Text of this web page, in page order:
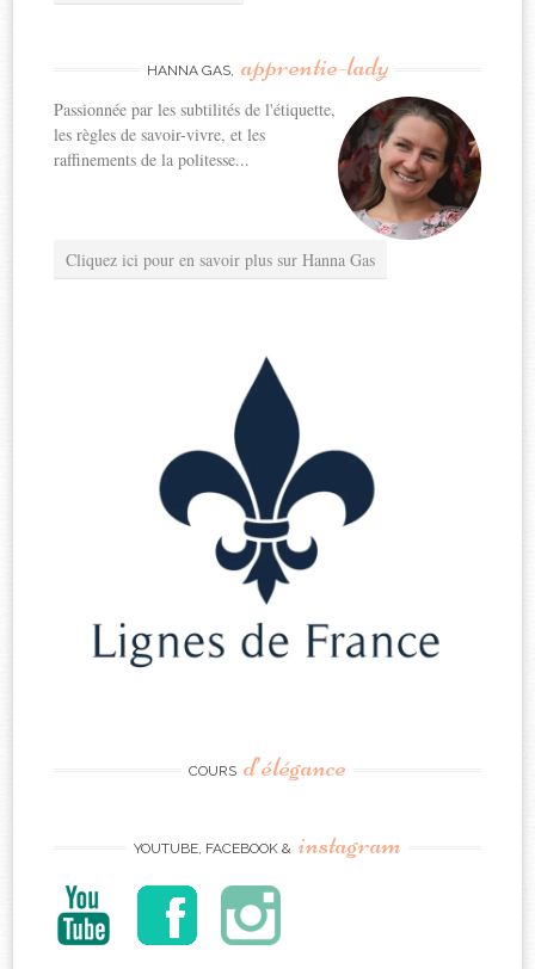
HANNA GAS, apprentie-lady
Passionnée par les subtilités de l'étiquette,
les règles de savoir-vivre, et les
raffinements de la politesse...
Cliquez ici pour en savoir plus sur Hanna Gas
COURS d’élégance
YOUTUBE, FACEBOOK & instagram